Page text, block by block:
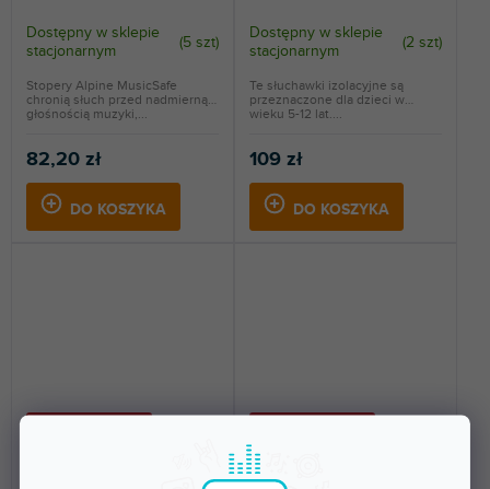
Dostępny w sklepie
stacjonarnym
(5 szt)
82,20 zł
DO KOSZYKA
Stopery Alpine MusicSafe
chronią słuch przed nadmierną
głośnością muzyki,...
Dostępny w sklepie
stacjonarnym
(2 szt)
109 zł
DO KOSZYKA
Te słuchawki izolacyjne są
przeznaczone dla dzieci w
wieku 5-12 lat....
Muffy Mint